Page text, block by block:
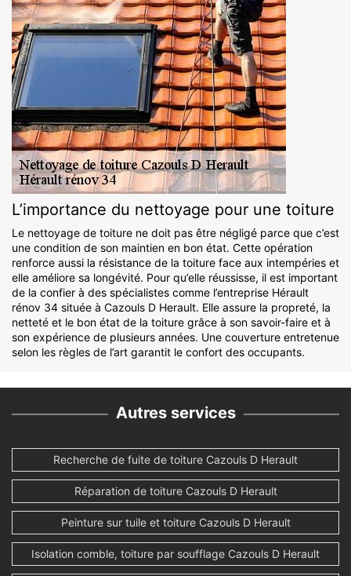
L’importance du nettoyage pour une toiture
Le nettoyage de toiture ne doit pas être négligé parce que c’est
une condition de son maintien en bon état. Cette opération
renforce aussi la résistance de la toiture face aux intempéries et
elle améliore sa longévité. Pour qu’elle réussisse, il est important
de la confier à des spécialistes comme l’entreprise Hérault
rénov 34 située à Cazouls D Herault. Elle assure la propreté, la
netteté et le bon état de la toiture grâce à son savoir-faire et à
son expérience de plusieurs années. Une couverture entretenue
selon les règles de l’art garantit le confort des occupants.
Autres services
Recherche de fuite de toiture Cazouls D Herault
Réparation de toiture Cazouls D Herault
Peinture sur tuile et toiture Cazouls D Herault
Isolation comble, toiture par soufflage Cazouls D Herault